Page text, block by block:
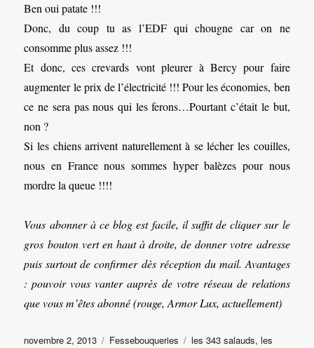
Ben oui patate !!!
Donc, du coup tu as l’EDF qui chougne car on ne
consomme plus assez !!!
Et donc, ces crevards vont pleurer à Bercy pour faire
augmenter le prix de l’électricité !!! Pour les économies, ben
ce ne sera pas nous qui les ferons…Pourtant c’était le but,
non ?
Si les chiens arrivent naturellement à se lécher les couilles,
nous en France nous sommes hyper balèzes pour nous
mordre la queue !!!!
Vous abonner à ce blog est facile, il suffit de cliquer sur le
gros bouton vert en haut à droite, de donner votre adresse
puis surtout de confirmer dès réception du mail. Avantages
: pouvoir vous vanter auprès de votre réseau de relations
que vous m’êtes abonné (rouge, Armor Lux, actuellement)
Publié
novembre 2, 2013 Catégories
Fessebouqueries Étiquettes
les 343 salauds,les